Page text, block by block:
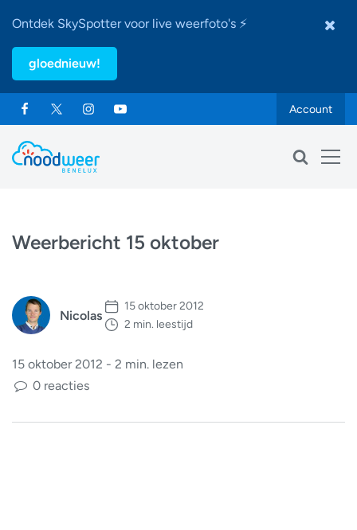
Ontdek SkySpotter voor live weerfoto's ⚡
gloednieuw!
Account
Weerbericht 15 oktober
Nicolas
15 oktober 2012
2 min. leestijd
15 oktober 2012 - 2 min. lezen
0 reacties